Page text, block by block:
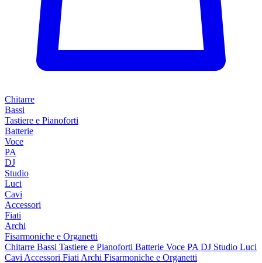
Chitarre
Bassi
Tastiere e Pianoforti
Batterie
Voce
PA
DJ
Studio
Luci
Cavi
Accessori
Fiati
Archi
Fisarmoniche e Organetti
Chitarre Bassi Tastiere e Pianoforti Batterie Voce PA DJ Studio Luci
Cavi Accessori Fiati Archi Fisarmoniche e Organetti